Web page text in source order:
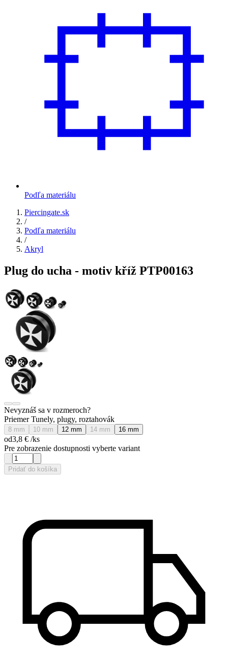
Podľa materiálu
Piercingate.sk
/
Podľa materiálu
/
Akryl
Plug do ucha - motiv kříž PTP00163
Nevyznáš sa v rozmeroch?
Priemer Tunely, plugy, roztahovák
8 mm 10 mm 12 mm 14 mm 16 mm
od3,8 € /ks
Pre zobrazenie dostupnosti vyberte variant
Pridať do košíka